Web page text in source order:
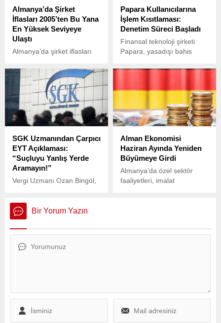
Almanya’da Şirket
İflasları 2005’ten Bu Yana
En Yüksek Seviyeye
Ulaştı
Almanya’da şirket iflasları
Ekonomik Araştırma
Enstitüsü’nün (IWH)
yayınladığı son rapora göre,
2025 yılının ikinci
çeyreğinde ülkede iflas
eden şirket sayısı 4 bin
yana en yüksek seviyeye
çıktı.
Papara Kullanıcılarına
İşlem Kısıtlaması:
Denetim Süreci Başladı
Finansal teknoloji şirketi
Papara, yasadışı bahis
yürütülen soruşturma
hesaplarında denetim
süreci başlattığını duyurdu.
SGK Uzmanından Çarpıcı
EYT Açıklaması:
“Suçluyu Yanlış Yerde
Aramayın!”
Vergi Uzmanı Ozan Bingöl,
önemli açıklamalarda
bulundu.
Alman Ekonomisi
Haziran Ayında Yeniden
Büyümeye Girdi
Almanya’da özel sektör
faaliyetleri, imalat
S&P Global ve Hamburg
Bir Yorum Yazın